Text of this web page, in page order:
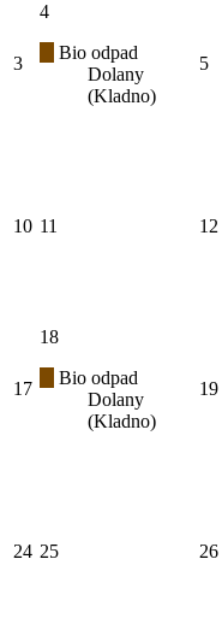
3
4
Bio odpad
Dolany
(Kladno)
5
10 11 12
17
18
Bio odpad
Dolany
(Kladno)
19
24 25 26